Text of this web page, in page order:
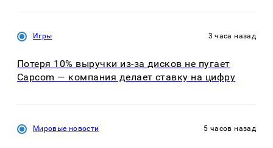
Игры 3 часа назад
Потеря 10% выручки из-за дисков не пугает
Capcom — компания делает ставку на цифру
Мировые новости 5 часов назад